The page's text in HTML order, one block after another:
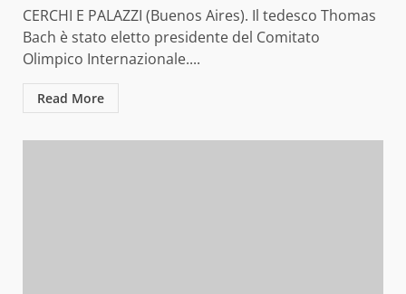
CERCHI E PALAZZI (Buenos Aires). Il tedesco Thomas
Bach è stato eletto presidente del Comitato
Olimpico Internazionale....
Read More